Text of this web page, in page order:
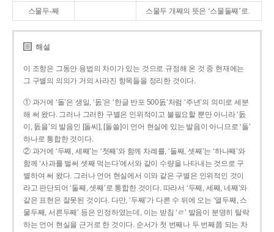
스물두-째 스물두 개째의 뜻은 ‘스물둘째’로.
해설
이 조항은 그동안 용법의 차이가 있는 것으로 규정해 온 것 중 현재에는
그 구별의 의의가 거의 사라진 항목들을 정리한 것이다.
① 과거에 ‘돌’은 생일, ‘돐’은 ‘한글 반포 500돐’처럼 ‘주년’의 의미로 세분
해 써 왔다. 그러나 그러한 구별은 인위적이고 불필요할 뿐만 아니라 ‘돐
이, 돐을’의 발음인 [돌씨], [돌쓸]이 언어 현실에 있는 발음이 아니므로 ‘돌’
하나로 통합한 것이다.
② 과거에 ‘두째, 세째’는 ‘첫째’와 함께 차례를, ‘둘째, 셋째’는 ‘하나째’와
함께 ‘사과를 벌써 셋째 먹는다’에서와 같이 수량을 나타내는 것으로 구
별하여 써 왔다. 그러나 언어 현실에서 이와 같은 구별은 인위적인 것이
라고 판단되어 ‘둘째, 셋째’로 통합한 것이다. 따라서 ‘두째, 세째, 네째’와
같은 표현은 잘못된 것이다. 다만, ‘두째’가 다른 수 뒤에 오는 ‘열두째, 스
물두째, 서른두째’ 등은 인정하였는데, 이는 받침 ‘ㄹ’ 발음이 분명히 탈락
하는 언어 현실을 근거로 한 것이다. 순서가 첫 번째나 두 번째쯤 되는 차